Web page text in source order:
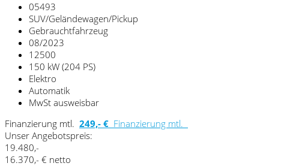
05493
SUV/Geländewagen/Pickup
Gebrauchtfahrzeug
08/2023
12500
150 kW (204 PS)
Elektro
Automatik
MwSt ausweisbar
Finanzierung mtl. 249,- € Finanzierung mtl.
Unser Angebotspreis:
19.480,-
16.370,- € netto